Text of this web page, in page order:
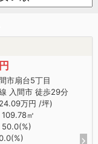
市扇台5丁目
入間市 徒歩29分
万円 /坪)
109.78㎡
50.0(%)